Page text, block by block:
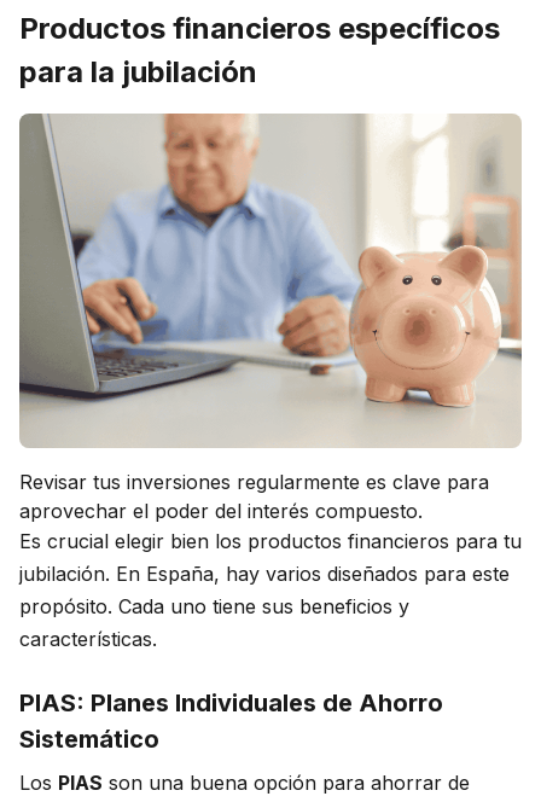
Productos financieros específicos
para la jubilación
Revisar tus inversiones regularmente es clave para
aprovechar el poder del interés compuesto.
Es crucial elegir bien los productos financieros para tu
jubilación. En España, hay varios diseñados para este
propósito. Cada uno tiene sus beneficios y
características.
PIAS: Planes Individuales de Ahorro
Sistemático
Los PIAS son una buena opción para ahorrar de